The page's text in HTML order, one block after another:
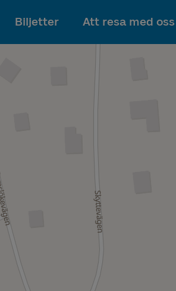
Till innehållet
Biljetter Att resa med oss